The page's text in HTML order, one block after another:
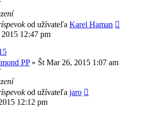
od užívateľa Karel Haman
12:47 pm
PP» Št Mar 26, 2015 1:07 am
od užívateľa jaro
12:12 pm